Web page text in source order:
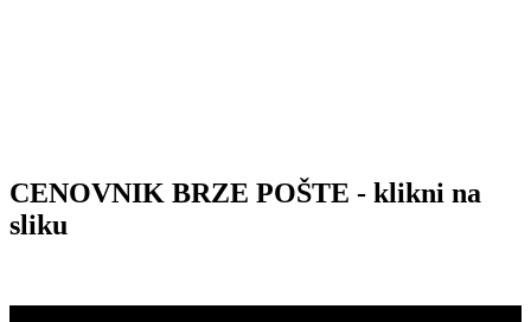
CENOVNIK BRZE POŠTE - klikni na
sliku